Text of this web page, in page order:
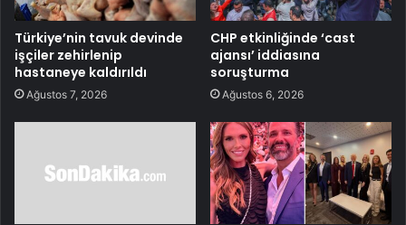
Türkiye’nin tavuk devinde
işçiler zehirlenip
hastaneye kaldırıldı
Ağustos 7, 2026
CHP etkinliğinde ‘cast
ajansı’ iddiasına
soruşturma
Ağustos 6, 2026